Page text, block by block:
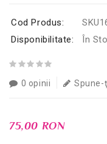
Cod Produs:
Disponibilitate:
În
0 opinii Spune-
75,00 RON